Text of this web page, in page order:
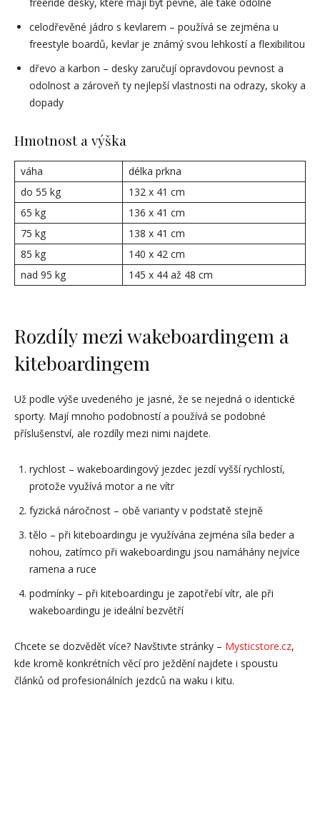
freeride desky, které mají být pevné, ale také odolné
celodřevěné jádro s kevlarem – používá se zejména u
freestyle boardů, kevlar je známý svou lehkostí a flexibilitou
dřevo a karbon – desky zaručují opravdovou pevnost a
odolnost a zároveň ty nejlepší vlastnosti na odrazy, skoky a
dopady
Hmotnost a výška
váha
délka prkna
do 55 kg
132 x 41 cm
65 kg
136 x 41 cm
75 kg
138 x 41 cm
85 kg
140 x 42 cm
nad 95 kg
145 x 44 až 48 cm
Rozdíly mezi wakeboardingem a
kiteboardingem
Už podle výše uvedeného je jasné, že se nejedná o identické
sporty. Mají mnoho podobností a používá se podobné
příslušenství, ale rozdíly mezi nimi najdete.
rychlost – wakeboardingový jezdec jezdí vyšší rychlostí,
protože využívá motor a ne vítr
fyzická náročnost – obě varianty v podstatě stejně
tělo – při kiteboardingu je využívána zejména síla beder a
nohou, zatímco při wakeboardingu jsou namáhány nejvíce
ramena a ruce
podmínky – při kiteboardingu je zapotřebí vítr, ale při
wakeboardingu je ideální bezvětří
Chcete se dozvědět více? Navštivte stránky – Mysticstore.cz,
kde kromě konkrétních věcí pro ježdění najdete i spoustu
článků od profesionálních jezdců na waku i kitu.